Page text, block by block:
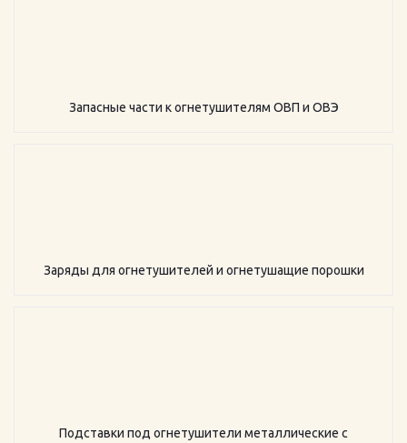
Запасные части к огнетушителям ОВП и ОВЭ
Заряды для огнетушителей и огнетушащие порошки
Подставки под огнетушители металлические с